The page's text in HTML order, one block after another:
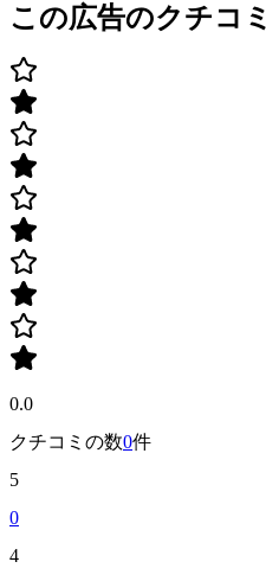
この広告のクチコミ
0.0
クチコミの数0件
5
0
4